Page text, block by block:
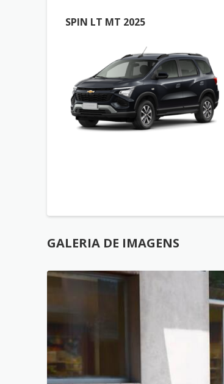
SPIN LT MT 2025
GALERIA DE IMAGENS